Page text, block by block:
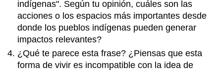
indígenas". Según tu opinión, cuáles son las
acciones o los espacios más importantes desde
donde los pueblos indígenas pueden generar
impactos relevantes?
¿Qué te parece esta frase? ¿Piensas que esta
forma de vivir es incompatible con la idea de